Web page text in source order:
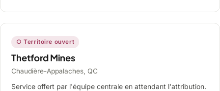
○ Territoire ouvert
Thetford Mines
Chaudière-Appalaches, QC
Service offert par l'équipe centrale en attendant l'attribution.